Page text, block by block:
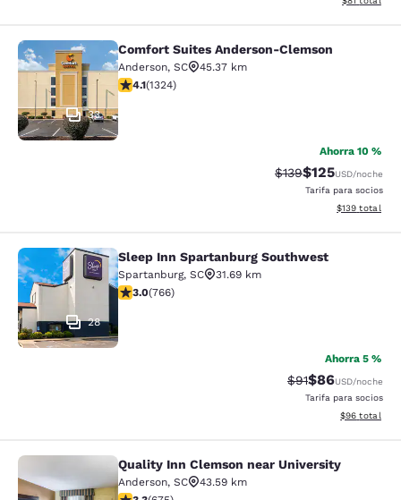
Comfort Suites Anderson-Clemson
33
Comfort Suites Anderson-Clemson
Anderson, SC
45.37 km
Calificación de 4.14 estrellas. Muy bueno. 1324
4.1(1324)
Ahorra 10 %
Tarifa tachada:
$139Tarifa reducida:
$125USD/noche
Tarifa para socios
Ver detalles
$139 total
Sleep Inn Spartanburg Southwest
28
Sleep Inn Spartanburg Southwest
Spartanburg, SC
31.69 km
Calificación de 2.96 estrellas. Razonable. 766 reseñas
3.0(766)
Ahorra 5 %
Tarifa tachada:
$91Tarifa
$86USD/noche
Tarifa para socios
Ver detalles
$96 total
Quality Inn Clemson near University
Quality Inn Clemson near University
Anderson, SC
43.59 km
Calificación de 3.34 estrellas. Bueno. 675 reseñas